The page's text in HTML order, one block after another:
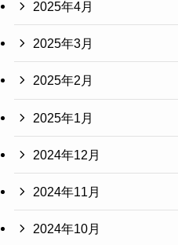
2025年4月
2025年3月
2025年2月
2025年1月
2024年12月
2024年11月
2024年10月